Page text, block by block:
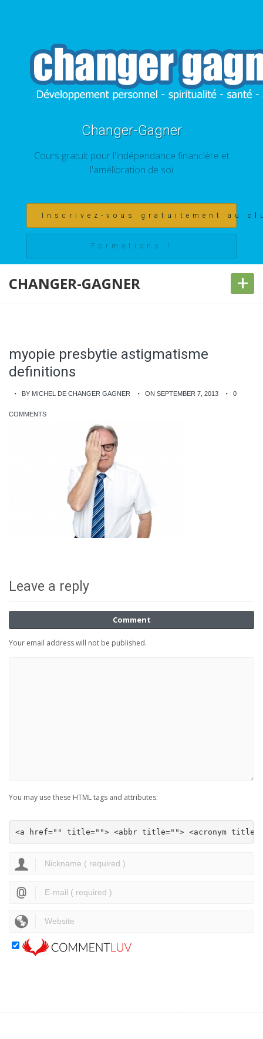
Changer-Gagner
Cours gratuit pour l'indépendance financière et
l'amélioration de soi
Inscrivez-vous gratuitement au
Formations !
CHANGER-GAGNER +
myopie presbytie astigmatisme
definitions
BY MICHEL DE CHANGER GAGNER ON SEPTEMBER 7, 2013 0
COMMENTS
Leave a reply
Comment
Your email address will not be published.
You may use these HTML tags and attributes:
<a href="" title=""> <abbr title=""> <acronym